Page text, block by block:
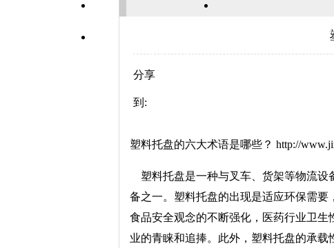
关于新浦京澳官网
分享
到:
塑料托盘的六大术语是哪些？ http://
塑料托盘是一种与叉车、货架等物流设
备之一。塑料托盘的出现是适应环保需
食品安全观念的不断强化，医药行业卫
业的青睐和追捧。此外，塑料托盘的承